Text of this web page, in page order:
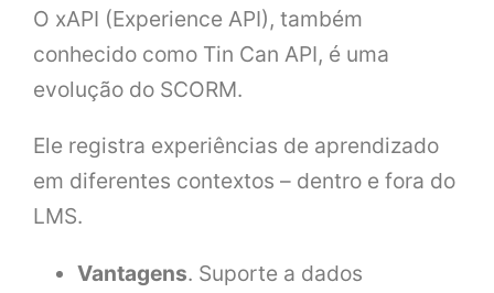
O xAPI (Experience API), também
conhecido como Tin Can API, é uma
evolução do SCORM.
Ele registra experiências de aprendizado
em diferentes contextos – dentro e fora do
LMS.
Vantagens. Suporte a dados